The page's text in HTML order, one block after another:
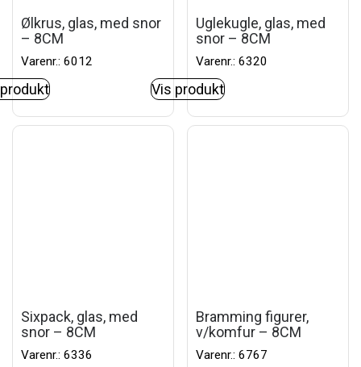
Ølkrus, glas, med snor
– 8CM
Varenr.: 6012
Uglekugle, glas, med
snor – 8CM
Varenr.: 6320
Vis produkt
Sixpack, glas, med
snor – 8CM
Varenr.: 6336
Bramming figurer,
v/komfur – 8CM
Varenr.: 6767